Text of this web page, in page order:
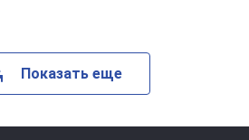
Показать еще